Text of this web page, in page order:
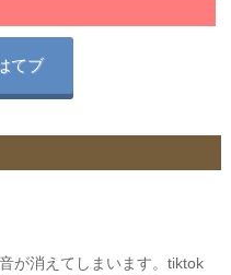
てブ
が消えてしまいます。tiktok